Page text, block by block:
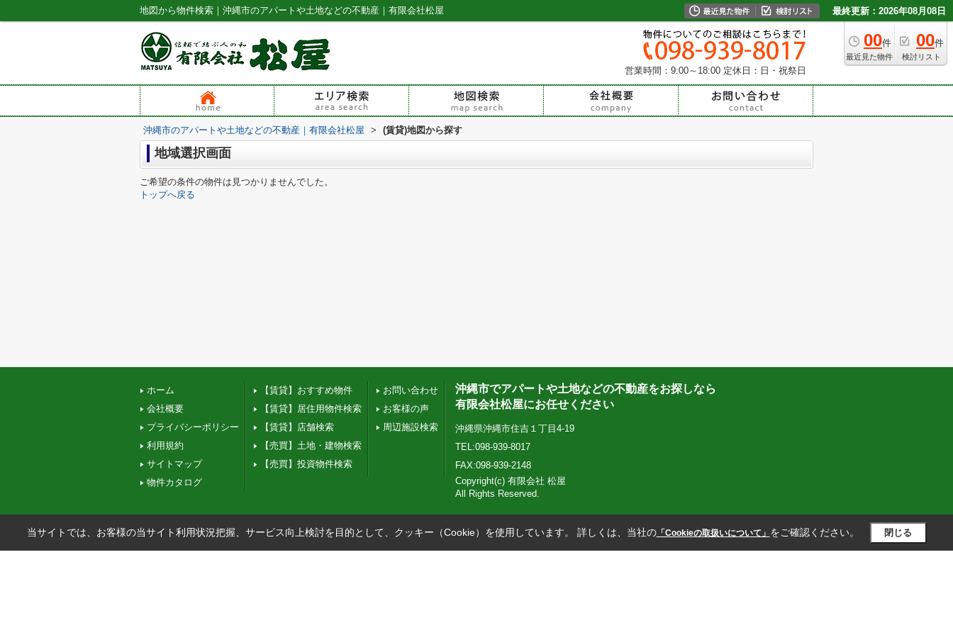
地図から物件検索｜沖縄市のアパートや土地などの不動産｜有限会社松屋 最終更新：2026年08月08日
00件
最近見た物件
00件
検討リスト
営業時間：9:00～18:00 定休日：日・祝祭日
沖縄市のアパートや土地などの不動産｜有限会社松屋 > (賃貸)地図から探す
地域選択画面
ご希望の条件の物件は見つかりませんでした。
トップへ戻る
ホーム
会社概要
プライバシーポリシー
利用規約
サイトマップ
物件カタログ
【賃貸】おすすめ物件
【賃貸】居住用物件検索
【賃貸】店舗検索
【売買】土地・建物検索
【売買】投資物件検索
お問い合わせ
お客様の声
周辺施設検索
沖縄市でアパートや土地などの不動産をお探しなら
有限会社松屋にお任せください
沖縄県沖縄市住吉１丁目4-19
TEL:098-939-8017
FAX:098-939-2148
Copyright(c) 有限会社 松屋
All Rights Reserved.
当サイトでは、お客様の当サイト利用状況把握、サービス向上検討を目的として、クッキー（Cookie）を使用しています。 詳しくは、当社の「Cookieの取扱いについて」 をご確認ください。 閉じる